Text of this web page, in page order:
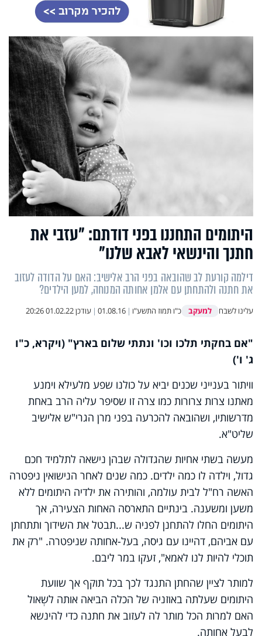
היתומים התחננו בפני דודתם: "עזבי את
חתנך והינשאי לאבא שלנו"
דילמה קורעת לב שהובאה בפני הרב אלישיב: האם על הדודה לעזוב
את חתנה ולהתחתן עם אלמן אחותה המנוחה, למען הילדים?
עלינו לשבח למעקב כ"ו תמוז התשע"ו |
01.08.16
| עודכן01.02.22 20:26
"אם בחקתי תלכו וכו' ונתתי שלום בארץ" (ויקרא, כ"ו
ג' ו')
וויתור בענייני שכנים יביא על כולנו שפע מלעילא וימנע
מאתנו צרות צרורות כמו צרה זו שסיפר עליה הרב באחת
מדרשותיו, ושהובאה להכרעה בפני מרן הגרי"ש אלישיב
שליט"א.
מעשה בשתי אחיות שהגדולה שבהן נישאה לתלמיד חכם
גדול, וילדה לו כמה ילדים. כמה שנים לאחר הנישואין ניפטרה
האשה רח"ל לבית עולמה, והותירה את ילדיה היתומים ללא
משען ומשענה. בינתיים התארסה האחות הצעירה, אך
היתומים החלו להתחנן לפניה ש...תבטל את השידוך ותתחתן
עם אביהם, דהיינו עם גיסה, בעל-אחותה שניפטרה. "רק את
תוכלי להיות לנו לאמא", זעקו במר ליבם.
למותר לציין שהחתן התנגד לכך בכל תוקף אך שוועת
היתומים שעלתה באוזניה של הכלה הביאה אותה לשְאול
האם למרות הכל מותר לה לעזוב את חתנה כדי להינשא
לבעל אחותה.